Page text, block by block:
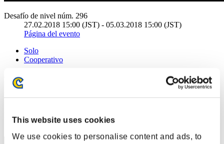
This website uses cookies
We use cookies to personalise content and ads, to
Desafío de nivel núm. 296
27.02.2018 15:00 (JST) - 05.03.2018 15:00 (JST)
Página del evento
Solo
Cooperativo
(Los rankings se actualizan cada 6 horas.)
Rankings
Posición
51